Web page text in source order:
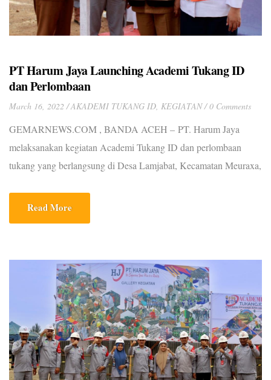
PT Harum Jaya Launching Academi Tukang ID
dan Perlombaan
March 16, 2022 AKADEMI TUKANG ID, KEGIATAN 0 Comments
GEMARNEWS.COM , BANDA ACEH – PT. Harum Jaya
melaksanakan kegiatan Academi Tukang ID dan perlombaan
tukang yang berlangsung di Desa Lamjabat, Kecamatan Meuraxa,
Tukang ID yang berlangsung selama 41 hari sejak tanggal 14
Maret sampai dengan 23 April 2022, itu dibuka oleh Asisten
Read More